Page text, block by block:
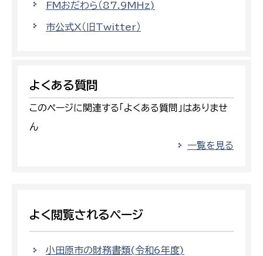
FMおだわら（87.9MHz)
市公式X（旧Twitter）
よくある質問
このページに関連する「よくある質問」はありませ
ん
一覧を見る
よく閲覧されるページ
小田原市の財務書類(令和6年度)